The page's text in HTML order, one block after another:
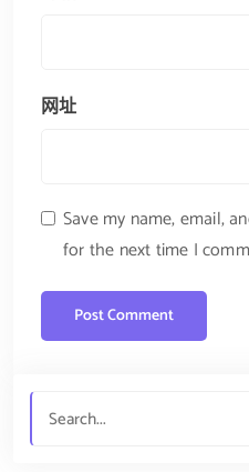
网址
Save my name, email,
for the next time I